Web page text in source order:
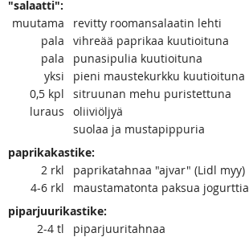
"salaatti":
muutama
revitty roomansalaatin lehti
pala
vihreää paprikaa kuutioituna
pala
punasipulia kuutioituna
yksi
pieni maustekurkku kuutioituna
0,5 kpl
sitruunan mehu puristettuna
luraus
oliiviöljyä
suolaa ja mustapippuria
paprikakastike:
2 rkl
paprikatahnaa "ajvar" (Lidl myy)
4-6 rkl
maustamatonta paksua jogurttia
piparjuurikastike:
2-4 tl
piparjuuritahnaa